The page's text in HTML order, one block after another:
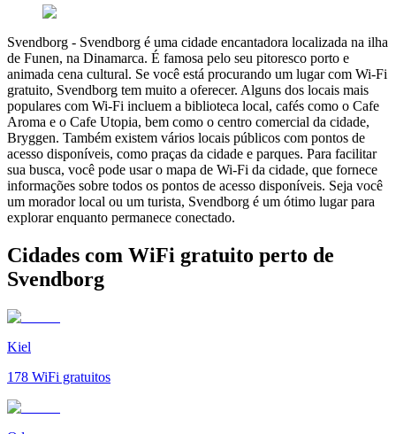
Svendborg - Svendborg é uma cidade encantadora localizada na ilha
de Funen, na Dinamarca. É famosa pelo seu pitoresco porto e
animada cena cultural. Se você está procurando um lugar com Wi-Fi
gratuito, Svendborg tem muito a oferecer. Alguns dos locais mais
populares com Wi-Fi incluem a biblioteca local, cafés como o Cafe
Aroma e o Cafe Utopia, bem como o centro comercial da cidade,
Bryggen. Também existem vários locais públicos com pontos de
acesso disponíveis, como praças da cidade e parques. Para facilitar
sua busca, você pode usar o mapa de Wi-Fi da cidade, que fornece
informações sobre todos os pontos de acesso disponíveis. Seja você
um morador local ou um turista, Svendborg é um ótimo lugar para
explorar enquanto permanece conectado.
Cidades com WiFi gratuito perto de
Svendborg
Kiel
178 WiFi gratuitos